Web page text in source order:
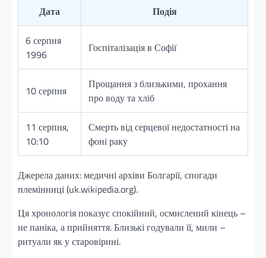
Дата Подія
6 серпня
1996
Госпіталізація в Софії
10 серпня
Прощання з близькими, прохання
про воду та хліб
11 серпня,
10:10
Смерть від серцевої недостатності на
фоні раку
Джерела даних: медичні архіви Болгарії, спогади
племінниці (uk.wikipedia.org).
Ця хронологія показує спокійний, осмислений кінець –
не паніка, а прийняття. Близькі годували її, мили –
ритуали як у старовірині.